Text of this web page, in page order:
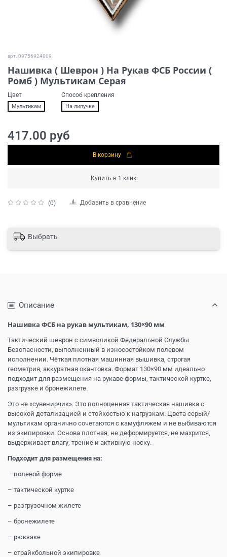
арт. 09756924809
Нашивка ( Шеврон ) На Рукав ФСБ России (
Ромб ) Мультикам Серая
(0) Добавить в сравнение
Цвет
Мультикам
Способ крепления
На липучке
417.00 руб
В корзину
Купить в 1 клик
Выбрать
Описание
Нашивка ФСБ на рукав мультикам, 130×90 мм
Тактический шеврон с символикой Федеральной Службы
Безопасности, выполненный в износостойком полевом
исполнении. Чёткая плотная машинная вышивка, строгая
геометрия, аккуратная окантовка. Формат 130×90 мм идеально
подходит для размещения на рукаве формы, тактической куртке,
разгрузке и бронежилете.
Это не «сувенирчик». Это полноценная тактическая нашивка с
высокой детализацией и стойкостью к нагрузкам. Цвета серый/
мультикам органично сочетаются с камуфляжем и не выбиваются
из экипировки. Основа плотная, не деформируется, не махрится,
выдерживает влагу, трение и активную носку.
Подходит для размещения на:
– полевой форме
– тактической куртке
– разгрузочном жилете
– бронежилете
– рюкзаке
– страйкбольной экипировке